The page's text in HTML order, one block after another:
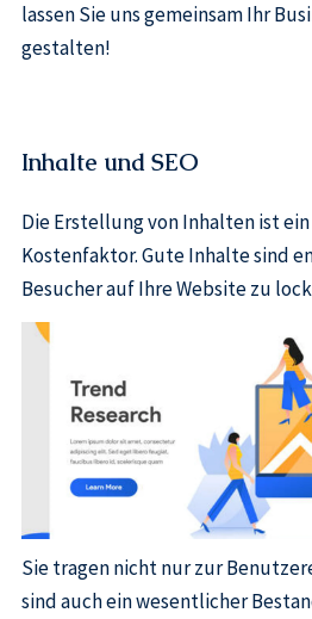
lassen Sie uns gemeinsam Ihr
gestalten!
Inhalte und SEO
Die Erstellung von Inhalten ist
Kostenfaktor. Gute Inhalte sind
Besucher auf Ihre Website zu
Sie tragen nicht nur zur
sind auch ein wesentlicher